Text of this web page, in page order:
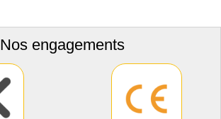
Nos engagements